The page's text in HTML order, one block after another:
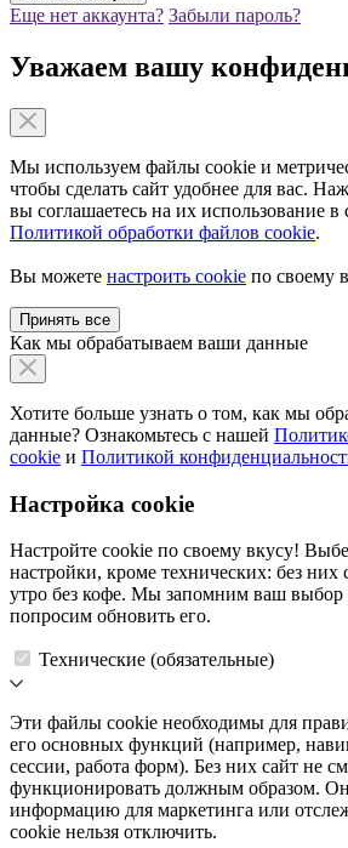
Еще нет аккаунта? Забыли пароль?
Уважаем вашу
Мы используем файлы cookie и
чтобы сделать сайт удобнее для вас.
вы соглашаетесь на их использование в
Политикой обработки файлов cookie.
Вы можете настроить cookie по своему
Принять все
Как мы обрабатываем ваши данные
Хотите больше узнать о том, как мы
данные? Ознакомьтесь с нашей
cookie и Политикой
Настройка cookie
Настройте cookie по своему вкусу!
настройки, кроме технических: без них
утро без кофе. Мы запомним ваш выбор
попросим обновить его.
Технические (обязательные)
Эти файлы cookie необходимы для
его основных функций (например,
сессии, работа форм). Без них сайт не
функционировать должным образом.
информацию для маркетинга или
cookie нельзя отключить.